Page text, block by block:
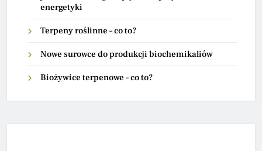
energetyki
Terpeny roślinne – co to?
Nowe surowce do produkcji biochemikaliów
Biożywice terpenowe – co to?